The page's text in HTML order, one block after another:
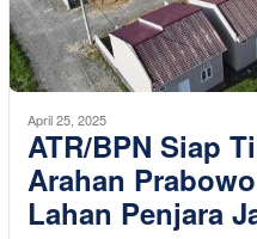
April 25, 2025
ATR/BPN Siap
Arahan
Lahan Penjara